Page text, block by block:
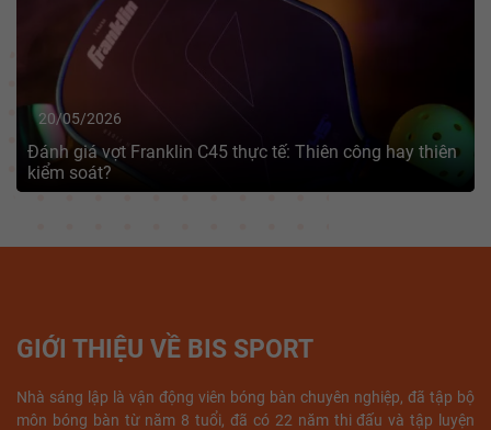
20/05/2026
Đánh giá vợt Franklin C45 thực tế: Thiên công hay thiên
kiểm soát?
GIỚI THIỆU VỀ BIS SPORT
Nhà sáng lập là vận động viên bóng bàn chuyên nghiệp, đã tập bộ
môn bóng bàn từ năm 8 tuổi, đã có 22 năm thi đấu và tập luyện